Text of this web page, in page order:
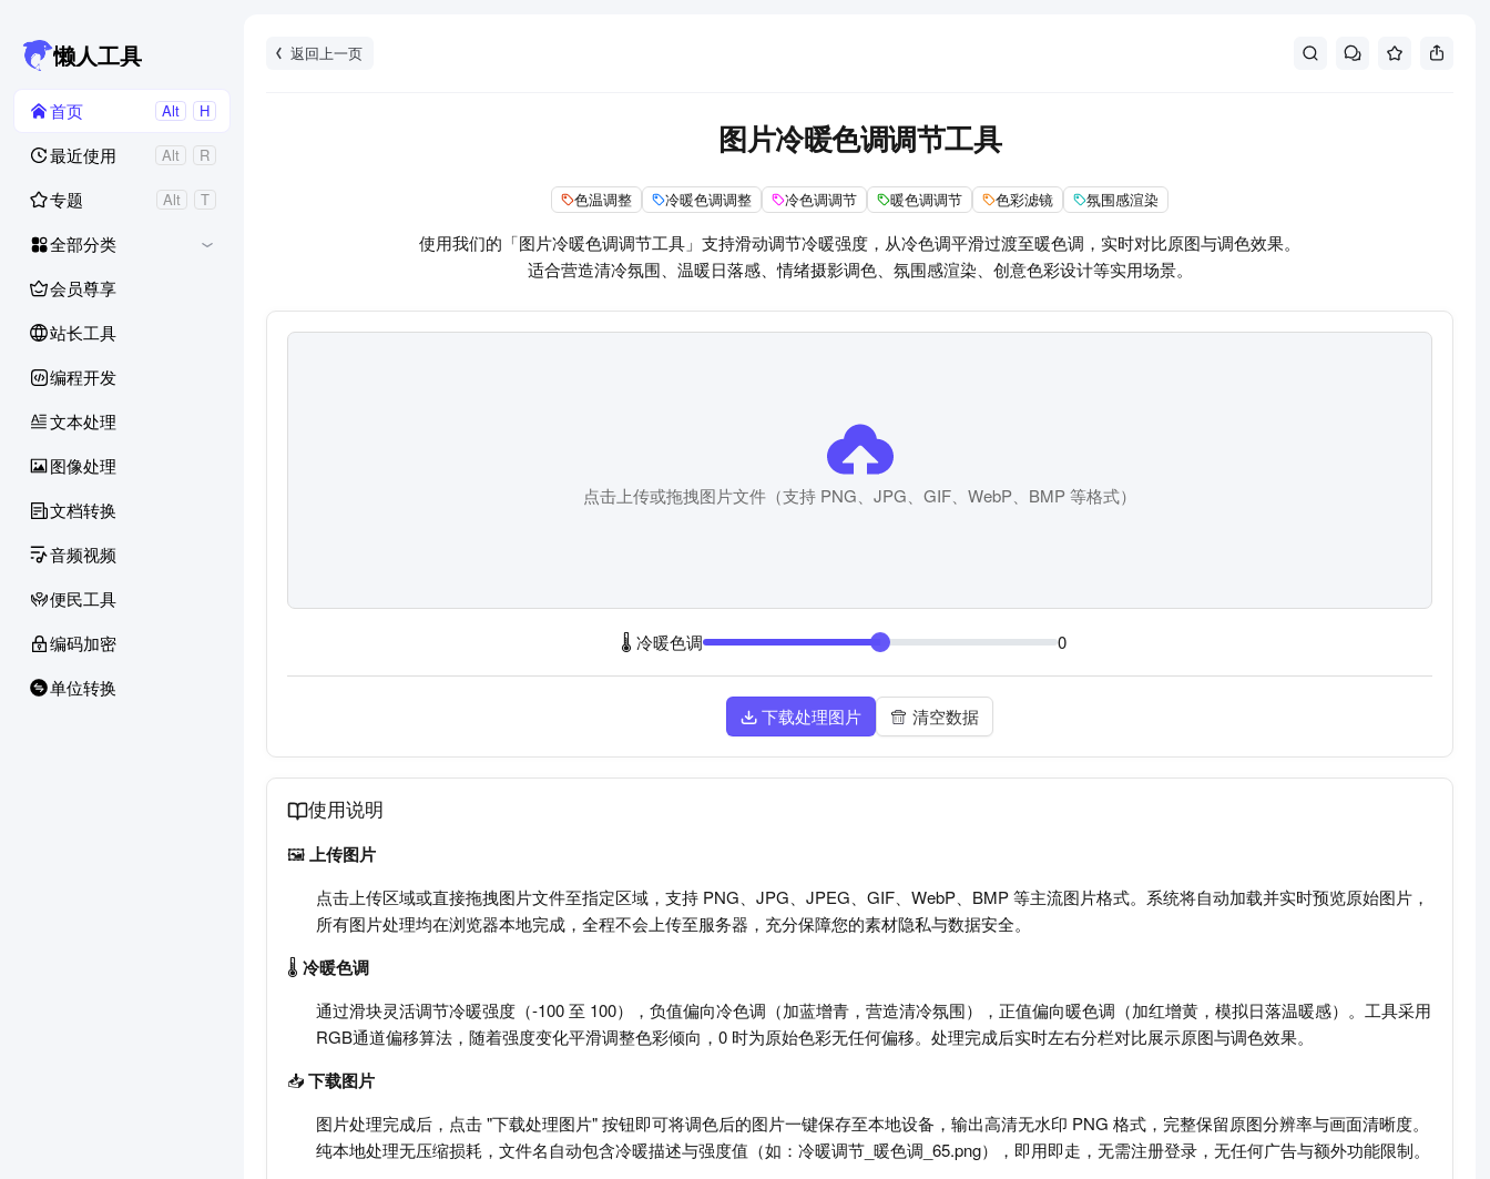
懒人工具
首页 Alt H
最近使用 Alt R
专题 Alt T
全部分类
会员尊享
站长工具
编程开发
文本处理
图像处理
文档转换
音频视频
便民工具
编码加密
单位转换
返回上一页
图片冷暖色调调节工具
色温调整 冷暖色调调整 冷色调调节 暖色调调节 色彩滤镜 氛围感渲染
使用我们的「图片冷暖色调调节工具」支持滑动调节冷暖强度，从冷色调平滑过渡至暖色调，实时对比原图与调色效果。
适合营造清冷氛围、温暖日落感、情绪摄影调色、氛围感渲染、创意色彩设计等实用场景。
点击上传或拖拽图片文件（支持 PNG、JPG、GIF、WebP、BMP 等格式）
🌡️ 冷暖色调 0
下载处理图片 清空数据
使用说明
🖼️上传图片
点击上传区域或直接拖拽图片文件至指定区域，支持 PNG、JPG、JPEG、GIF、WebP、BMP 等主流图片格式。系统将自动加载并实时预览原始图片，
所有图片处理均在浏览器本地完成，全程不会上传至服务器，充分保障您的素材隐私与数据安全。
🌡️ 冷暖色调
通过滑块灵活调节冷暖强度（-100 至 100），负值偏向冷色调（加蓝增青，营造清冷氛围），正值偏向暖色调（加红增黄，模拟日落温暖感）。工具采用
RGB通道偏移算法，随着强度变化平滑调整色彩倾向，0 时为原始色彩无任何偏移。处理完成后实时左右分栏对比展示原图与调色效果。
📥下载图片
图片处理完成后，点击 "下载处理图片" 按钮即可将调色后的图片一键保存至本地设备，输出高清无水印 PNG 格式，完整保留原图分辨率与画面清晰度。
纯本地处理无压缩损耗，文件名自动包含冷暖描述与强度值（如：冷暖调节_暖色调_65.png），即用即走，无需注册登录，无任何广告与额外功能限制。